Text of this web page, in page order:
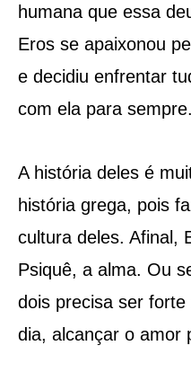
humana que essa
Eros se apaixonou
e decidiu enfrentar
com ela para sempre.
A história deles é
história grega, pois
cultura deles. Afinal,
Psiquê, a alma. Ou
dois precisa ser
dia, alcançar o amor